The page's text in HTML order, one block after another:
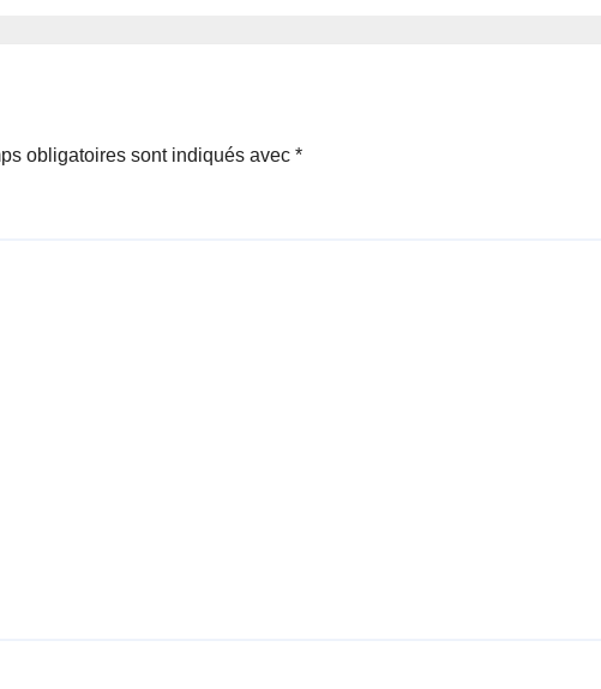
obligatoires sont indiqués avec *